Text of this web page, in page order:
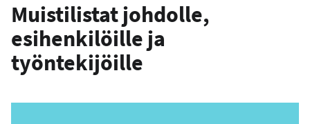
Muistilistat johdolle,
esihenkilöille ja
työntekijöille